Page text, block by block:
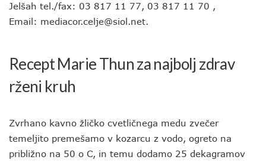
Jelšah tel./fax: 03 817 11 77, 03 817 11 70 ,
Email: mediacor.celje@siol.net.
Recept Marie Thun za najbolj zdrav
rženi kruh
Zvrhano kavno žličko cvetličnega medu zvečer
temeljito premešamo v kozarcu z vodo, ogreto na
približno na 50 o C, in temu dodamo 25 dekagramov